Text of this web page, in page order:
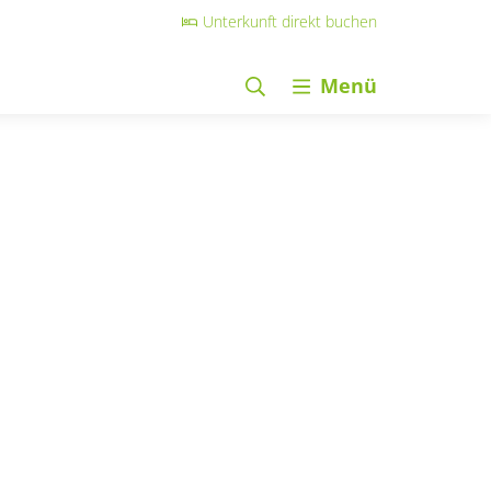
Unterkunft direkt buchen
Menü